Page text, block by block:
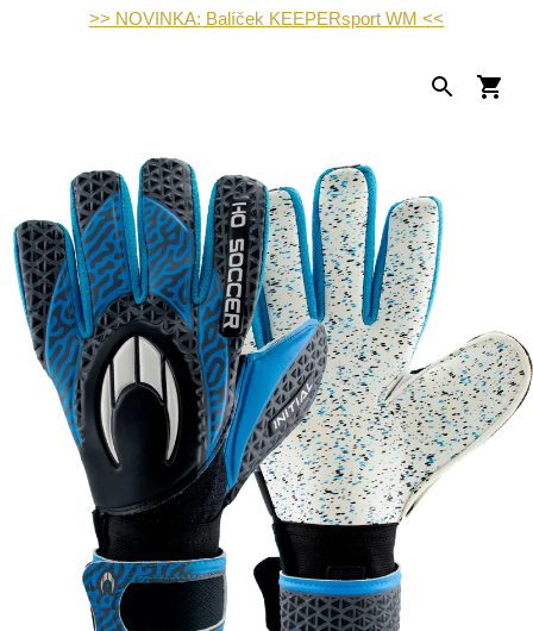
>> NOVINKA: Balíček KEEPERsport WM <<